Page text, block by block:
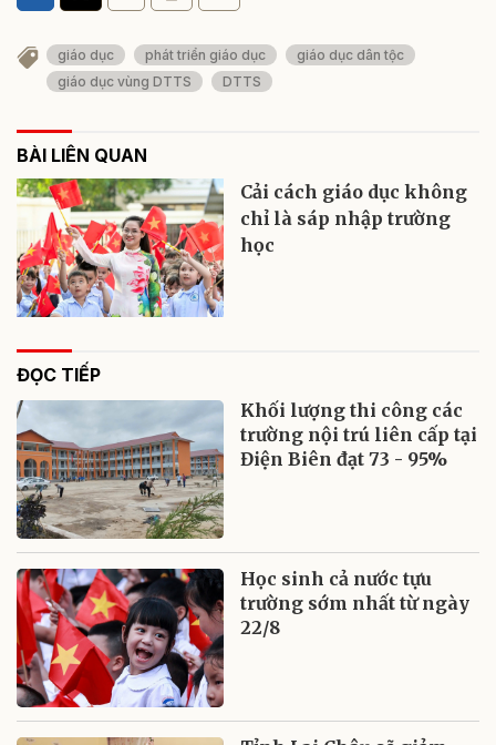
giáo dục phát triển giáo dục
giáo dục dân tộc
giáo dục vùng DTTS
DTTS
BÀI LIÊN QUAN
Cải cách giáo dục không
chỉ là sáp nhập trường
học
ĐỌC TIẾP
Khối lượng thi công các
trường nội trú liên cấp tại
Điện Biên đạt 73 - 95%
Học sinh cả nước tựu
trường sớm nhất từ ngày
22/8